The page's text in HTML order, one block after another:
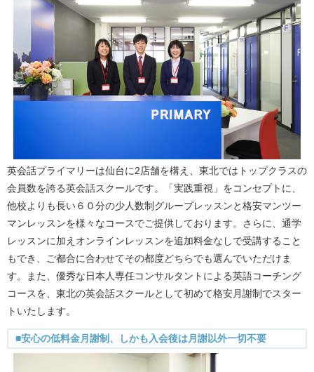
英会話プライマリーは仙台に2店舗を構え、東北ではトップクラスの
会員数を誇る英会話スクールです。「実践重視」をコンセプトに、
他校よりも長い６０分の少人数制グループレッスンと格安マンツー
マンレッスンを様々なコースでご提供しております。さらに、通学
レッスンに加えオンラインレッスンを追加料金なしで受講すること
もでき、ご都合に合わせてその都度どちらでも選んでいただけま
す。また、優秀な日本人専任コンサルタントによる英語コーチング
コースを、東北の英会話スクールとして初めて格安月謝制でスター
トいたします。
■安心の低料金月謝制、しかも入会後は月謝以外一切不要